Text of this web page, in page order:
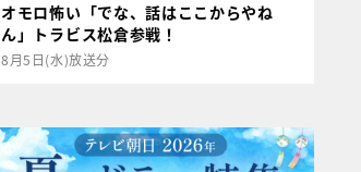
オモロ怖い「でな、話はここからやね
ん」トラビス松倉参戦！
8月5日(水)放送分